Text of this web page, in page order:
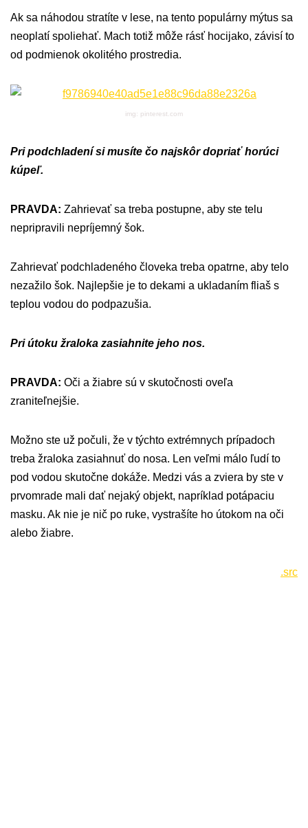
Ak sa náhodou stratíte v lese, na tento populárny mýtus sa
neoplatí spoliehať. Mach totiž môže rásť hocijako, závisí to
od podmienok okolitého prostredia.
img: pinterest.com
Pri podchladení si musíte čo najskôr dopriať horúci
kúpeľ.
PRAVDA: Zahrievať sa treba postupne, aby ste telu
nepripravili nepríjemný šok.
Zahrievať podchladeného človeka treba opatrne, aby telo
nezažilo šok. Najlepšie je to dekami a ukladaním fliaš s
teplou vodou do podpazušia.
Pri útoku žraloka zasiahnite jeho nos.
PRAVDA: Oči a žiabre sú v skutočnosti oveľa
zraniteľnejšie.
Možno ste už počuli, že v týchto extrémnych prípadoch
treba žraloka zasiahnuť do nosa. Len veľmi málo ľudí to
pod vodou skutočne dokáže. Medzi vás a zviera by ste v
prvomrade mali dať nejaký objekt, napríklad potápaciu
masku. Ak nie je nič po ruke, vystrašíte ho útokom na oči
alebo žiabre.
.src